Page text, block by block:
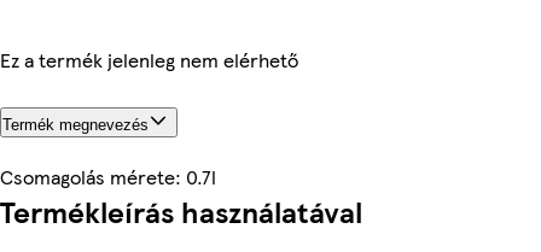
Ez a termék jelenleg nem elérhető
Termék megnevezés
Csomagolás mérete: 0.7l
Termékleírás használatával